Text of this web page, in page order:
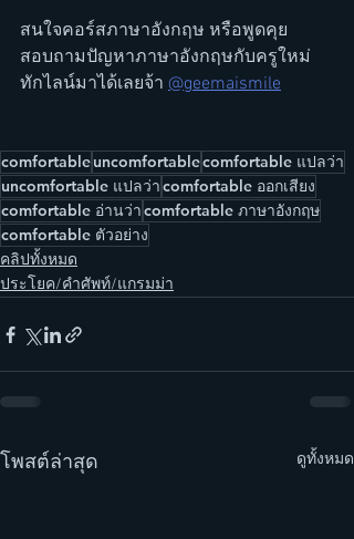
สนใจคอร์สภาษาอังกฤษ หรือพูดคุย
สอบถามปัญหาภาษาอังกฤษกับครูใหม่
ทักไลน์มาได้เลยจ้า @geemaismile
comfortableuncomfortablecomfortable แปลว่า
uncomfortable แปลว่าcomfortable ออกเสียง
comfortable อ่านว่าcomfortable ภาษาอังกฤษ
comfortable ตัวอย่าง
คลิปทั้งหมด
ประโยค/คำศัพท์/แกรมม่า
โพสต์ล่าสุด ดูทั้งหมด